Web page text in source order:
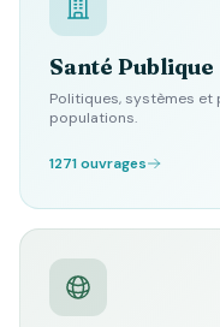
Santé Publique
Politiques, systèmes
populations.
1271 ouvrages